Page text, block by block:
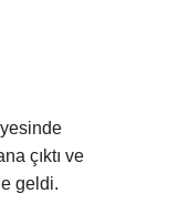
çıktı ve
geldi.